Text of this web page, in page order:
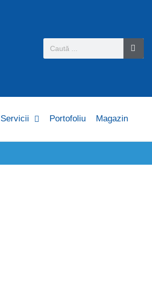
Servicii Portofoliu Magazin